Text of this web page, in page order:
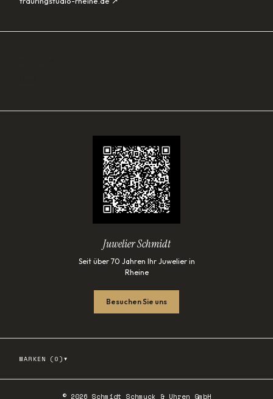
Juwelier Schmidt
Seit über 70 Jahren Ihr Juwelier in
Rheine
Besuchen Sie uns
MARKEN ( 0 ) ▾
© 2026 Schmidt Schmuck & Uhren GmbH